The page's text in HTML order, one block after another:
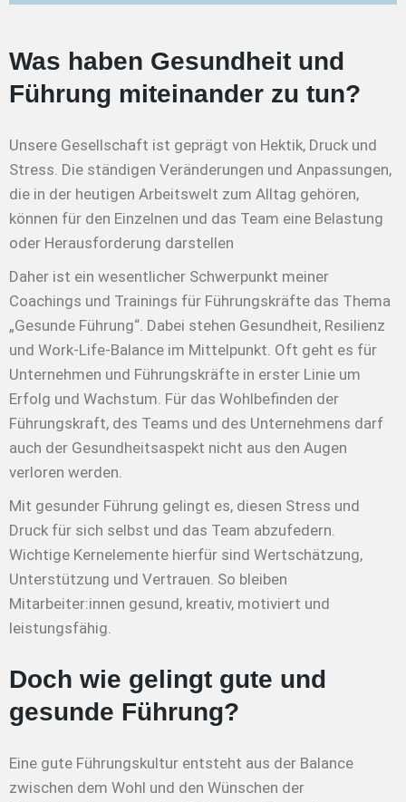
Was haben Gesundheit und
Führung miteinander zu tun?
Unsere Gesellschaft ist geprägt von Hektik, Druck und
Stress. Die ständigen Veränderungen und Anpassungen,
die in der heutigen Arbeitswelt zum Alltag gehören,
können für den Einzelnen und das Team eine Belastung
oder Herausforderung darstellen
Daher ist ein wesentlicher Schwerpunkt meiner
Coachings und Trainings für Führungskräfte das Thema
„Gesunde Führung“. Dabei stehen Gesundheit, Resilienz
und Work-Life-Balance im Mittelpunkt. Oft geht es für
Unternehmen und Führungskräfte in erster Linie um
Erfolg und Wachstum. Für das Wohlbefinden der
Führungskraft, des Teams und des Unternehmens darf
auch der Gesundheitsaspekt nicht aus den Augen
verloren werden.
Mit gesunder Führung gelingt es, diesen Stress und
Druck für sich selbst und das Team abzufedern.
Wichtige Kernelemente hierfür sind Wertschätzung,
Unterstützung und Vertrauen. So bleiben
Mitarbeiter:innen gesund, kreativ, motiviert und
leistungsfähig.
Doch wie gelingt gute und
gesunde Führung?
Eine gute Führungskultur entsteht aus der Balance
zwischen dem Wohl und den Wünschen der